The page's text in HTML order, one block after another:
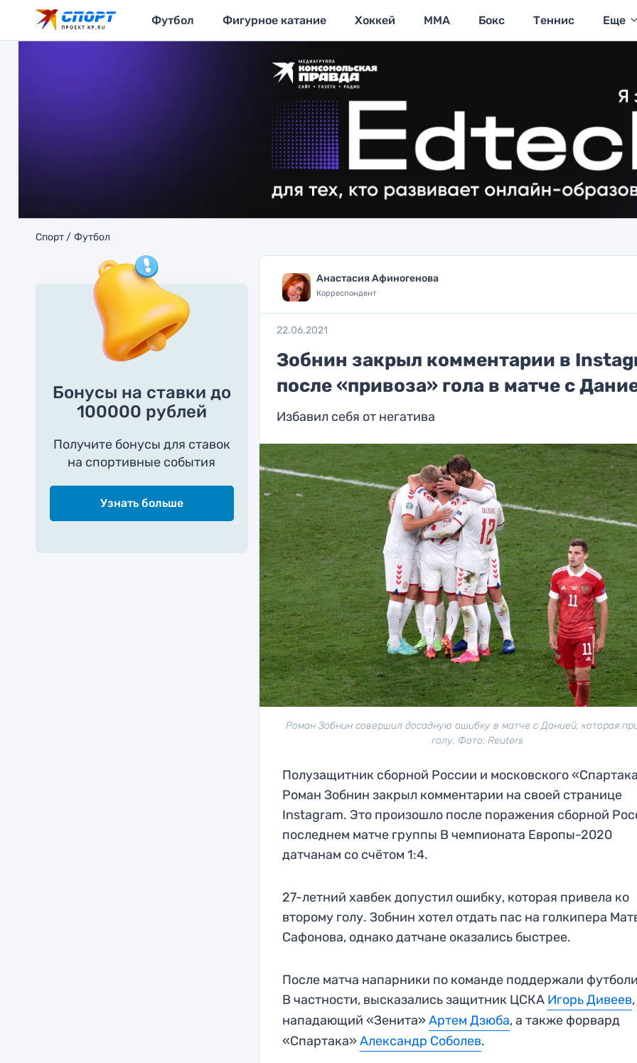
Футбол Фигурное катание Хоккей MMA Бокс Теннис Еще
Спорт Футбол
Бонусы на ставки до
100000 рублей
Получите бонусы для ставок
на спортивные события
Узнать больше
Анастасия Афиногенова
Корреспондент
22.06.2021
Зобнин закрыл комментарии в
после «привоза» гола в матче с
Избавил себя от негатива
Роман Зобнин совершил досадную ошибку в матче с Данией, которая
голу. Фото: Reuters
Полузащитник сборной России и московского
Роман Зобнин закрыл комментарии на своей странице
Instagram. Это произошло после поражения сборной
последнем матче группы B чемпионата Европы-2020
датчанам со счётом 1:4.
27-летний хавбек допустил ошибку, которая привела ко
второму голу. Зобнин хотел отдать пас на голкипера
Сафонова, однако датчане оказались быстрее.
После матча напарники по команде поддержали
В частности, высказались защитник ЦСКА Игорь Дивеев,
нападающий «Зенита»Артем Дзюба, а также форвард
«Спартака»Александр Соболев.